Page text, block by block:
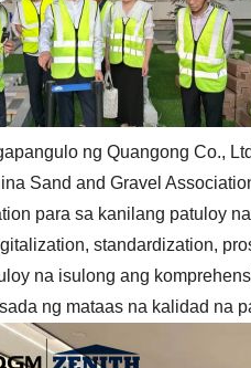
ng Quangong Co.,
Sand and Gravel
para sa kanilang patuloy
standardization,
na isulong ang
ng mataas na kalidad na